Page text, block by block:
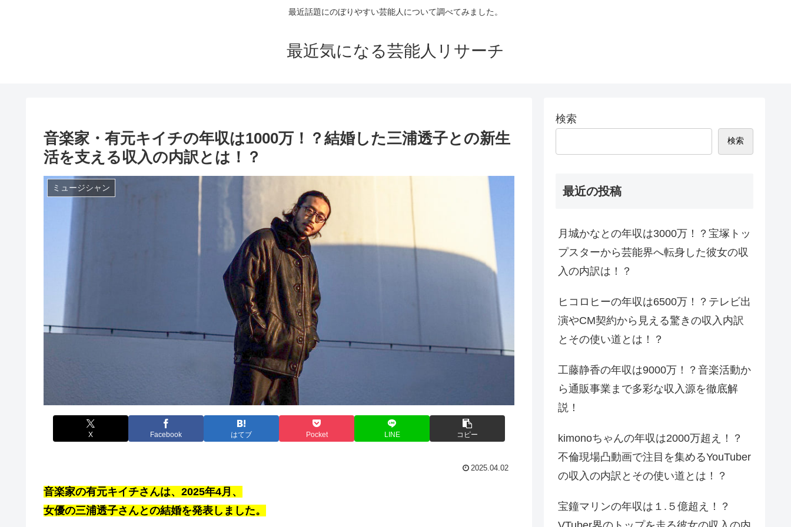
最近話題にのぼりやすい芸能人について調べてみました。
最近気になる芸能人リサーチ
音楽家・有元キイチの年収は1000万！？結婚した三浦透子との新生
活を支える収入の内訳とは！？
ミュージシャン
X Facebook はてブ Pocket LINE コピー
2025.04.02
音楽家の有元キイチさんは、2025年4月、
女優の三浦透子さんとの結婚を発表しました。
検索
検索
最近の投稿
月城かなとの年収は3000万！？宝塚トッ
プスターから芸能界へ転身した彼女の収
入の内訳は！？
ヒコロヒーの年収は6500万！？テレビ出
演やCM契約から見える驚きの収入内訳
とその使い道とは！？
工藤静香の年収は9000万！？音楽活動か
ら通販事業まで多彩な収入源を徹底解
説！
kimonoちゃんの年収は2000万超え！？
不倫現場凸動画で注目を集めるYouTuber
の収入の内訳とその使い道とは！？
宝鐘マリンの年収は１.５億超え！？